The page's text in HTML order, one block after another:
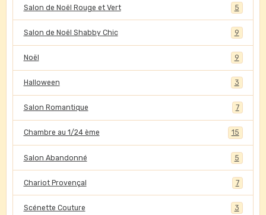
Salon de Noël Rouge et Vert 5
Salon de Noël Shabby Chic 9
Noël 9
Halloween 3
Salon Romantique 7
Chambre au 1/24 ème 15
Salon Abandonné 5
Chariot Provençal 7
Scénette Couture 3